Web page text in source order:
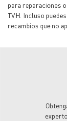
para reparaciones
TVH. Incluso
recambios que no